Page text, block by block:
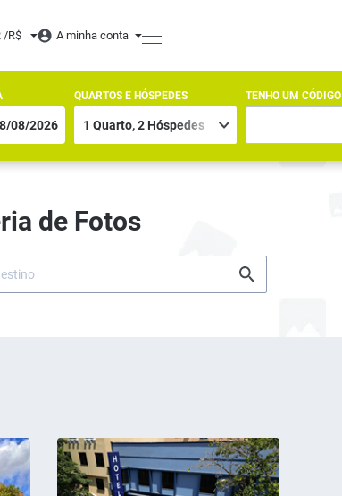
/R$ A minha conta
QUARTOS E HÓSPEDES TENHO UM CÓDIGO
de Fotos